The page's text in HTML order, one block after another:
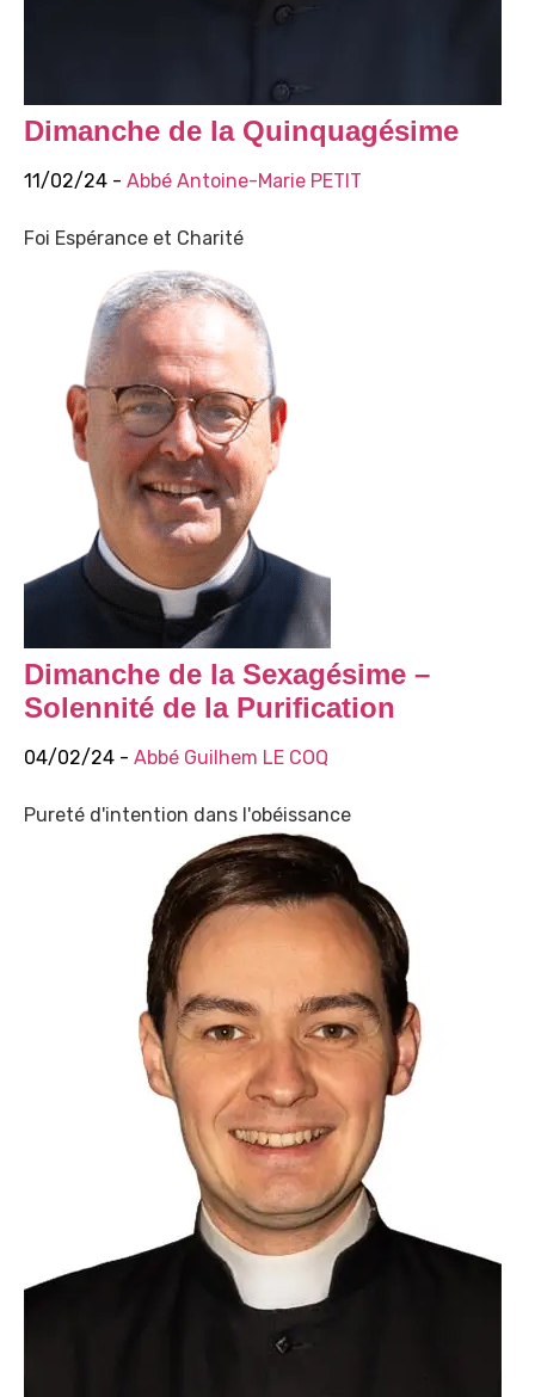
Dimanche de la Quinquagésime
11/02/24 - Abbé Antoine-Marie PETIT
Foi Espérance et Charité
Dimanche de la Sexagésime –
Solennité de la Purification
04/02/24 - Abbé Guilhem LE COQ
Pureté d'intention dans l'obéissance